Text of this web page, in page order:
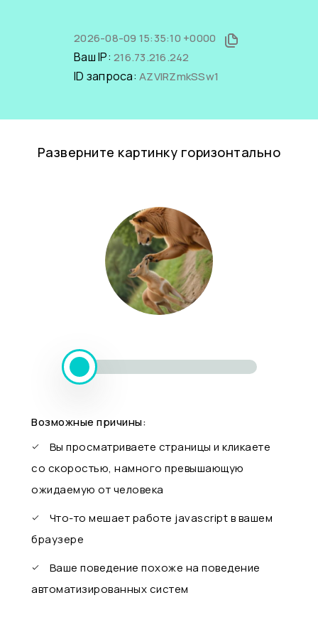
2026-08-09 15:35:10 +0000
Ваш IP: 216.73.216.242
ID запроса: AZVlRZmkSSw1
Разверните картинку горизонтально
Возможные причины:
Вы просматриваете страницы и кликаете
со скоростью, намного превышающую
ожидаемую от человека
Что-то мешает работе javascript в вашем
браузере
Ваше поведение похоже на поведение
автоматизированных систем